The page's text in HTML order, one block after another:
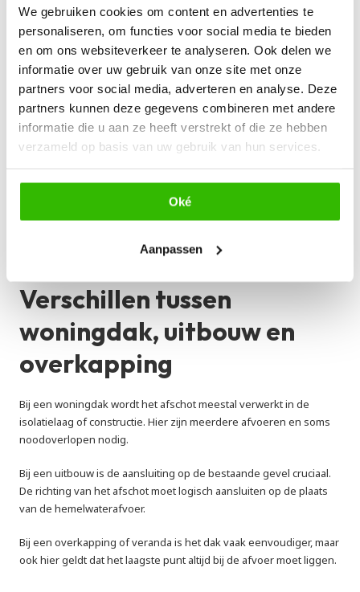
We gebruiken cookies om content en advertenties te
personaliseren, om functies voor social media te bieden
en om ons websiteverkeer te analyseren. Ook delen we
informatie over uw gebruik van onze site met onze
partners voor social media, adverteren en analyse. Deze
partners kunnen deze gegevens combineren met andere
informatie die u aan ze heeft verstrekt of die ze hebben
verzameld op basis van uw gebruik van hun services.
Oké
Aanpassen
Wat zijn noodoverlopen en
waarom zijn ze belangrijk?
Bij grotere platte daken worden vaak noodoverlopen toegepast.
reguliere afvoer verstopt raakt of extreme regenval optreedt.
Zonder noodoverloop kan water bij hevige neerslag te hoog
oplopen, wat extra belasting en zelfs schade kan veroorzaken.
Zeker bij grotere woningdaken of bedrijfspanden is dit een
belangrijk onderdeel van een veilige dakconstructie.
Verschillen tussen
woningdak, uitbouw en
overkapping
Bij een woningdak wordt het afschot meestal verwerkt in de
isolatielaag of constructie. Hier zijn meerdere afvoeren en soms
noodoverlopen nodig.
Bij een uitbouw is de aansluiting op de bestaande gevel cruciaal.
De richting van het afschot moet logisch aansluiten op de plaats
van de hemelwaterafvoer.
Bij een overkapping of veranda is het dak vaak eenvoudiger, maar
ook hier geldt dat het laagste punt altijd bij de afvoer moet liggen.